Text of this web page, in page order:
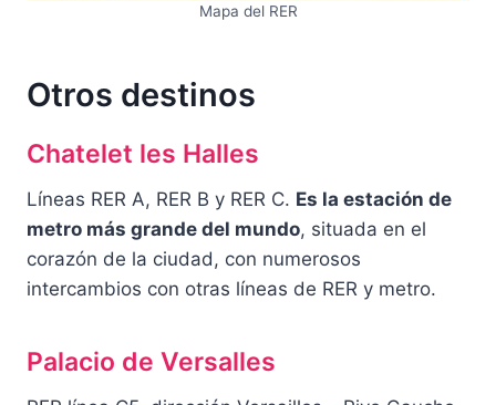
Mapa del RER
Otros destinos
Chatelet les Halles
Líneas RER A, RER B y RER C. Es la estación de
metro más grande del mundo, situada en el
corazón de la ciudad, con numerosos
intercambios con otras líneas de RER y metro.
Palacio de Versalles